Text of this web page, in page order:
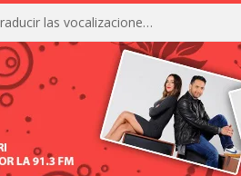
La IA está acercándonos a comprender y traducir las vocalizaciones y comportamientos de nuestras mascotas